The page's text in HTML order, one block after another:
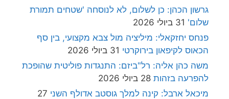
גרשון הכהן: כן לשלום, לא לנוסחה 'שטחים תמורת
שלום' 31 ביולי 2026
פנחס יחזקאלי: מיליציה מול צבא מקצועי, בין סף
הכאוס לקיפאון בירוקרטי 31 ביולי 2026
משה כהן אליה: רל"ביזם: התנגדות פוליטית שהופכת
להפרעה בזהות 28 ביולי 2026
מיכאל ארבל: קינה למלך גוסטב אדולף השני 27